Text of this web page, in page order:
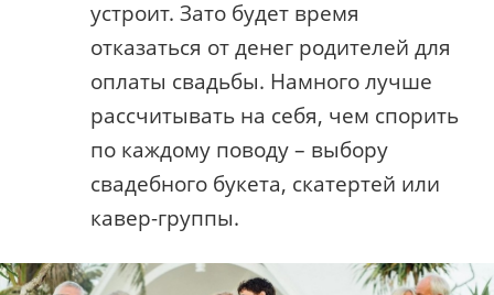
устроит. Зато будет время
отказаться от денег родителей для
оплаты свадьбы. Намного лучше
рассчитывать на себя, чем спорить
по каждому поводу – выбору
свадебного букета, скатертей или
кавер-группы.